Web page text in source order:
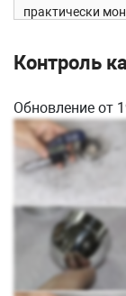
практически
ограждению в
ф-1127 или ф-
Контроль
Обновление от